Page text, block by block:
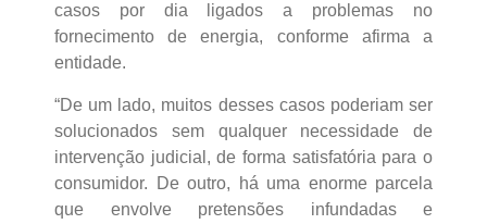
casos por dia ligados a problemas no
fornecimento de energia, conforme afirma a
entidade.
“De um lado, muitos desses casos poderiam ser
solucionados sem qualquer necessidade de
intervenção judicial, de forma satisfatória para o
consumidor. De outro, há uma enorme parcela
que envolve pretensões infundadas e